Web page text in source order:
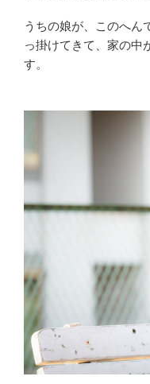
うちの娘が、このへん
っ掛けてきて、家の中
す。